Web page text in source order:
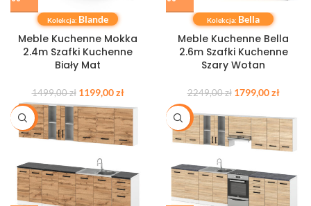
Kolekcja: Blande
Meble Kuchenne Mokka
2.4m Szafki Kuchenne
Biały Mat
1499,00zł 1199,00zł
Kolekcja: Bella
Meble Kuchenne Bella
2.6m Szafki Kuchenne
Szary Wotan
2249,00zł 1799,00zł
-20% -20%